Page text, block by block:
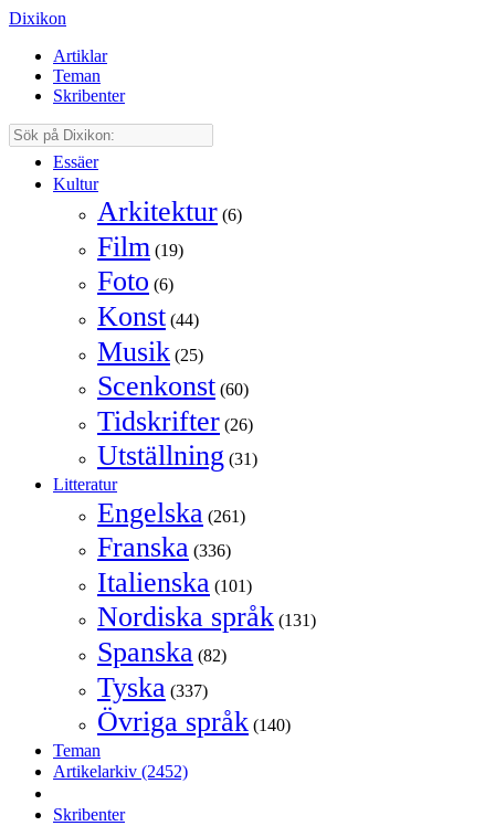
Dixikon
Artiklar
Teman
Skribenter
Essäer
Kultur
Arkitektur (6)
Film (19)
Foto (6)
Konst (44)
Musik (25)
Scenkonst (60)
Tidskrifter (26)
Utställning (31)
Litteratur
Engelska (261)
Franska (336)
Italienska (101)
Nordiska språk (131)
Spanska (82)
Tyska (337)
Övriga språk (140)
Teman
Artikelarkiv (2452)
Skribenter